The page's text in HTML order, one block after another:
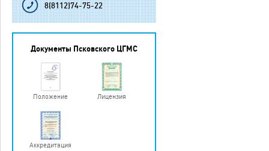
8(8112)74-75-22
Документы Псковского ЦГМС
Положение Лицензия
Аккредитация